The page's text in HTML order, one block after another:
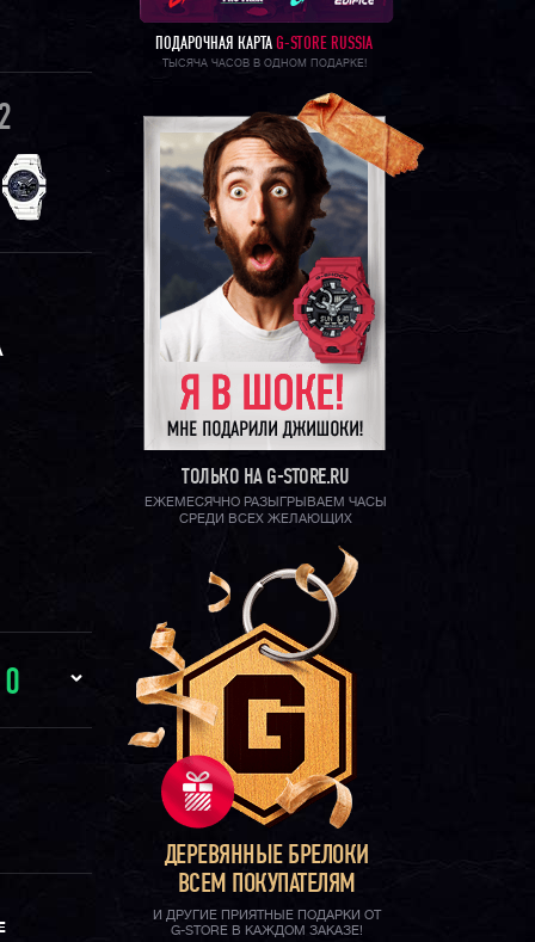
0
ПОДАРОЧНАЯ КАРТА G-STORE RUSSIA
ТЫСЯЧА ЧАСОВ В ОДНОМ ПОДАРКЕ!
ТОЛЬКО НА G-STORE.RU
ЕЖЕМЕСЯЧНО РАЗЫГРЫВАЕМ ЧАСЫ
СРЕДИ ВСЕХ ЖЕЛАЮЩИХ
ДЕРЕВЯННЫЕ БРЕЛОКИ
ВСЕМ ПОКУПАТЕЛЯМ
И ДРУГИЕ ПРИЯТНЫЕ ПОДАРКИ ОТ
G-STORE В КАЖДОМ ЗАКАЗЕ!